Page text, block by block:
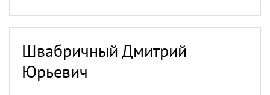
Швабричный Дмитрий
Юрьевич